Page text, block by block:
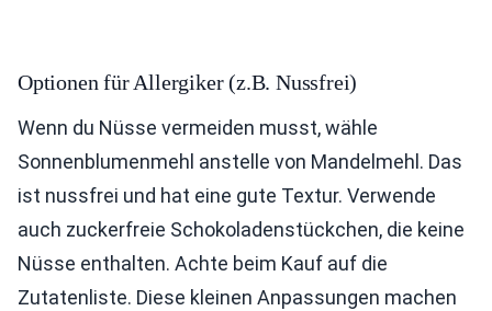
Optionen für Allergiker (z.B. Nussfrei)
Wenn du Nüsse vermeiden musst, wähle
Sonnenblumenmehl anstelle von Mandelmehl. Das
ist nussfrei und hat eine gute Textur. Verwende
auch zuckerfreie Schokoladenstückchen, die keine
Nüsse enthalten. Achte beim Kauf auf die
Zutatenliste. Diese kleinen Anpassungen machen